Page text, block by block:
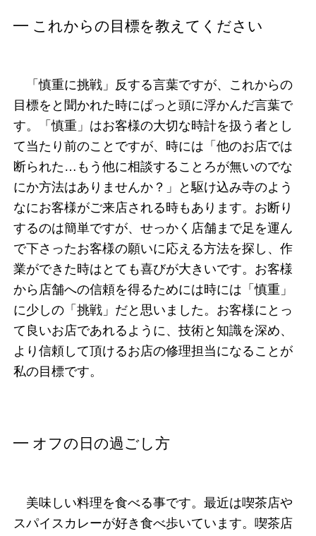
━ これからの目標を教えてください
「慎重に挑戦」反する言葉ですが、これからの
目標をと聞かれた時にぱっと頭に浮かんだ言葉で
す。「慎重」はお客様の大切な時計を扱う者とし
て当たり前のことですが、時には「他のお店では
断られた…もう他に相談することろが無いのでな
にか方法はありませんか？」と駆け込み寺のよう
なにお客様がご来店される時もあります。お断り
するのは簡単ですが、せっかく店舗まで足を運ん
で下さったお客様の願いに応える方法を探し、作
業ができた時はとても喜びが大きいです。お客様
から店舗への信頼を得るためには時には「慎重」
に少しの「挑戦」だと思いました。お客様にとっ
て良いお店であれるように、技術と知識を深め、
より信頼して頂けるお店の修理担当になることが
私の目標です。
━ オフの日の過ごし方
美味しい料理を食べる事です。最近は喫茶店や
スパイスカレーが好き食べ歩いています。喫茶店